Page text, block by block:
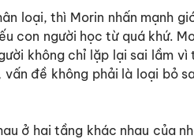
loại, thì Morin nhấn mạnh
con người học từ quá khứ.
không chỉ lặp lại sai lầm
đề không phải là loại bỏ
ở hai tầng khác nhau của